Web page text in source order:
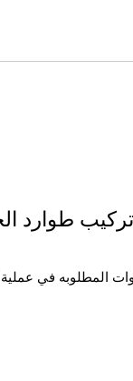
طوارد
المطلوبه في